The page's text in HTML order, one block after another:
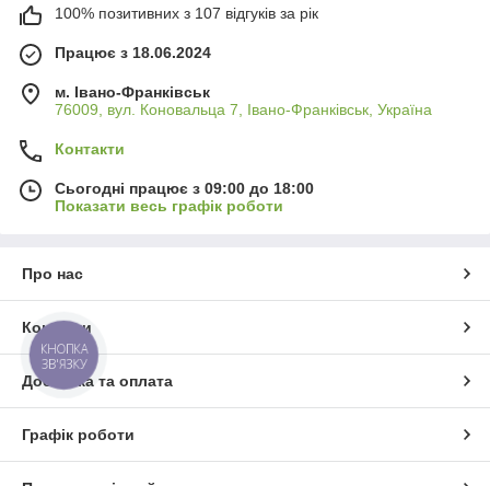
100% позитивних з 107 відгуків за рік
Працює з 18.06.2024
м. Івано-Франківськ
76009, вул. Коновальца 7, Івано-Франківськ, Україна
Контакти
Сьогодні працює з 09:00 до 18:00
Показати весь графік роботи
Про нас
Контакти
Доставка та оплата
Графік роботи
КНОПКА
ЗВ'ЯЗКУ